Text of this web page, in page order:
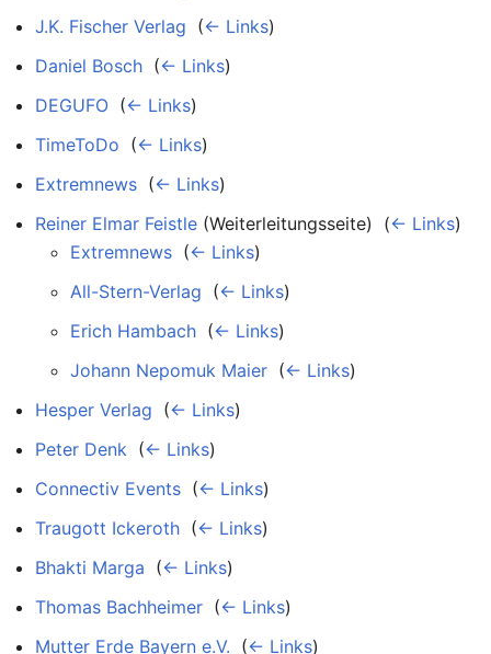
J.K. Fischer Verlag (← Links)
Daniel Bosch (← Links)
DEGUFO (← Links)
TimeToDo (← Links)
Extremnews (← Links)
Reiner Elmar Feistle (Weiterleitungsseite) ‎ (← Links)
Extremnews (← Links)
All-Stern-Verlag (← Links)
Erich Hambach (← Links)
Johann Nepomuk Maier (← Links)
Hesper Verlag (← Links)
Peter Denk (← Links)
Connectiv Events (← Links)
Traugott Ickeroth (← Links)
Bhakti Marga (← Links)
Thomas Bachheimer (← Links)
Mutter Erde Bayern e.V. (← Links)